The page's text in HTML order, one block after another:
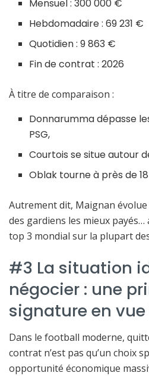
Mensuel : 300 000 €
Hebdomadaire : 69 231 €
Quotidien : 9 863 €
Fin de contrat : 2026
À titre de comparaison :
Donnarumma dépasse
PSG,
Courtois se situe autour
Oblak tourne à près de
Autrement dit, Maignan
des gardiens les mieux payés…
top 3 mondial sur la plupart
#3 La situation
négocier : une
signature en vue
Dans le football moderne,
contrat n’est pas qu’un choix
opportunité économique